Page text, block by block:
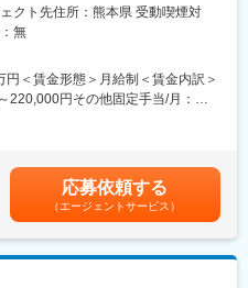
間
格取得支援、家族手当あり
す。
デミー制度で取得した単位に応じ
。
！
職（施工管理）をお任せします。
のスケジュールの計画立てや業者
仕事です。オフィスワークがメイ
ら、20代で国家資格の取得が可能
クト先住所：熊本県 受動喫煙対
無
＜賃金形態＞月給制＜賃金内訳＞
220,000円その他固定手当/月：
足＞■昇給：年2回 (10月.4月)■残業
例年収550万円 ／ 26歳 経験5年 ／
790万円 ／ 29歳 経験7年 ／※月
あくまでも目安の金額であり、選
ります。月給(月額)は固定手当を含
応募依頼する
（エージェントサービス）